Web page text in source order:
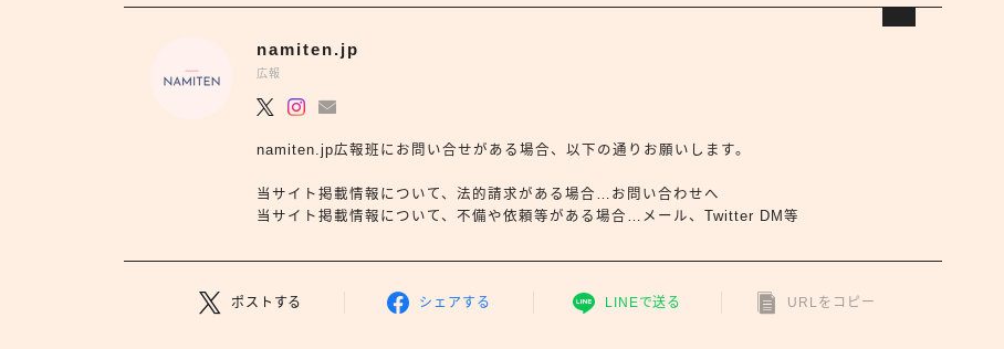
namiten.jp
広報
namiten.jp広報班にお問い合せがある場合、以下の通りお願いします。
当サイト掲載情報について、法的請求がある場合…お問い合わせへ
当サイト掲載情報について、不備や依頼等がある場合…メール、Twitter DM等
ポストする シェアする LINEで送る URLをコピー